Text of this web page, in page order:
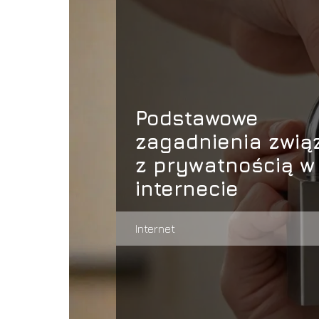
Podstawowe
zagadnienia
z prywatnością w
internecie
Internet